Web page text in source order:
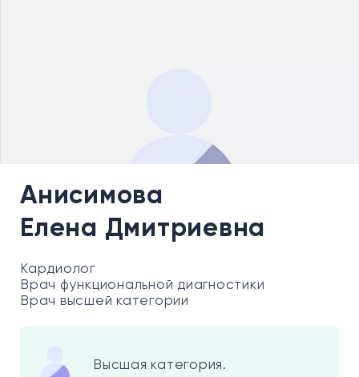
Анисимова
Елена Дмитриевна
Кардиолог
Врач функциональной диагностики
Врач высшей категории
Высшая категория.